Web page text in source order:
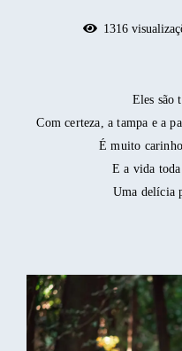
1316
Eles são
Com certeza, a tampa e a
É muito
E a vida
Uma delícia